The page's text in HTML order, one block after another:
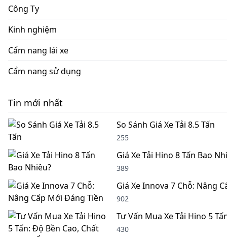
Công Ty
Kinh nghiệm
Cẩm nang lái xe
Cẩm nang sử dụng
Tin mới nhất
So Sánh Giá Xe Tải 8.5 Tấn
255
Giá Xe Tải Hino 8 Tấn Bao
389
Giá Xe Innova 7 Chỗ: Nâng
902
Tư Vấn Mua Xe Tải Hino 5
430